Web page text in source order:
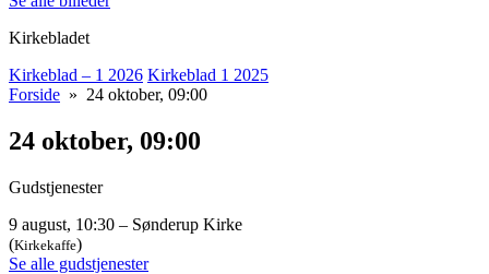
Kirkebladet
Kirkeblad – 1 2026 Kirkeblad 1 2025
Forside » 24 oktober, 09:00
24 oktober, 09:00
Gudstjenester
9 august, 10:30 – Sønderup Kirke
(Kirkekaffe)
Se alle gudstjenester